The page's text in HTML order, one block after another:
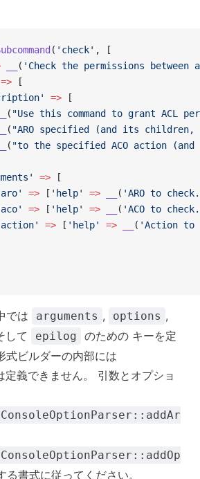
( 'check' , [
( 'Check the permissions between
=> [
=> [
( "Use this command to grant ACL
( "ARO specified (and its children,
( "to the specified ACO action
=> [
=> [ 'help' => ( 'ARO to
=> [ 'help' => ( 'ACO to
=> [ 'help' => ( 'Action to
では arguments , options ,
して epilog
のための キーを定
式ビルダーの内部には
定義できません。 引数とオプショ
る書式に従ってください。